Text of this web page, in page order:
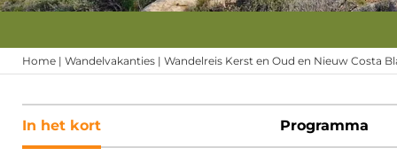
Home | Wandelvakanties | Wandelreis Kerst en Oud en Nieuw Costa
In het kort Programma